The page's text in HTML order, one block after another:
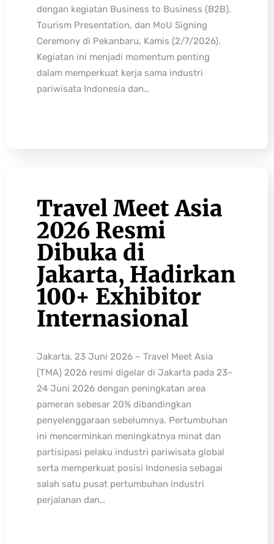
dengan kegiatan Business to Business (B2B),
Tourism Presentation, dan MoU Signing
Ceremony di Pekanbaru, Kamis (2/7/2026).
Kegiatan ini menjadi momentum penting
dalam memperkuat kerja sama industri
pariwisata Indonesia dan…
Travel Meet Asia
2026 Resmi
Dibuka di
Jakarta, Hadirkan
100+ Exhibitor
Internasional
Jakarta, 23 Juni 2026 – Travel Meet Asia
(TMA) 2026 resmi digelar di Jakarta pada 23–
24 Juni 2026 dengan peningkatan area
pameran sebesar 20% dibandingkan
penyelenggaraan sebelumnya. Pertumbuhan
ini mencerminkan meningkatnya minat dan
partisipasi pelaku industri pariwisata global
serta memperkuat posisi Indonesia sebagai
salah satu pusat pertumbuhan industri
perjalanan dan…